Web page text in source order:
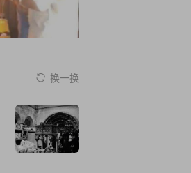
换一换